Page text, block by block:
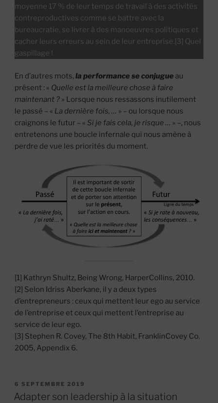
moyenne 17 % de leur temps de travail à des activités
contreproductives comme se battre avec la
bureaucratie, se livrer à des manoeuvres politiques et
cacher leurs erreurs au sein de leur entreprise.[3] Quel
gaspillage !
En d’autres mots, la performance se conjugue au
présent : « Quelle est la meilleure chose à faire
maintenant ? » Lorsque nous ressassons inutilement
le passé – « La dernière fois, … » – ou lorsque nous
craignons le futur – « Si je fais cela, je risque … » –, nous
entretenons une boucle infernale qui nous amène à
perdre de vue les priorités du moment.
[1] Kathryn Shultz, Being Wrong, HarperCollins, 2010.
[2] Selon Idriss Aberkane, il y a deux types
d’entrepreneurs : ceux qui mettent leur ego au service
de l’entreprise et ceux qui mettent l’entreprise au
service de leur ego.
[3] Stephen R. Covey, The 8th Habit, FranklinCovey Co.
2005, Appendix 6.
PUBLIÉ
LE
6 SEPTEMBRE 2019
Adapter son leadership à la situation